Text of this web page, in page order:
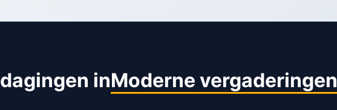
inModerne vergaderingen